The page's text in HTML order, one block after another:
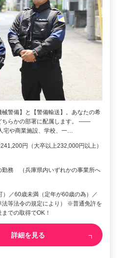
警備】と【警備輸送】。あなたの希
ちらかの部署に配属します。 ――
宅や商業施設、学校、一…
円（大卒以上232,000円以上）
勤務 （兵庫県内いずれかの事業所へ
）／60歳未満（定年が60歳の為）／
等法令の規定により） ※普通免許を
での取得でOK！
詳細を見る